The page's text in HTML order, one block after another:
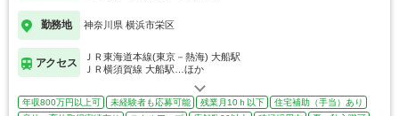
勤務地 神奈川県 横浜市栄区
アクセス
ＪＲ東海道本線(東京－熱海) 大船駅
ＪＲ横須賀線 大船駅…ほか
年収800万円以上可 未経験者も応募可能 残業月10ｈ以下
住宅補助（手当）あり